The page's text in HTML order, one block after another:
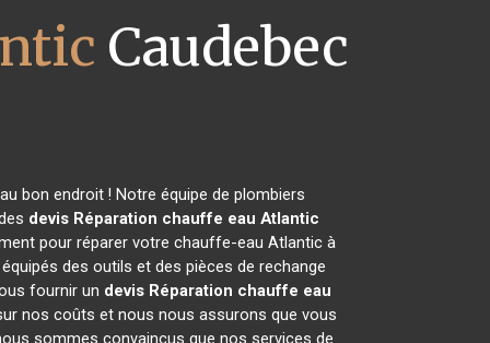
Caudebec
bon endroit ! Notre équipe de plombiers
devis Réparation chauffe eau Atlantic
pour réparer votre chauffe-eau Atlantic à
des outils et des pièces de rechange
fournir un devis Réparation chauffe eau
nos coûts et nous nous assurons que vous
sommes convaincus que nos services de